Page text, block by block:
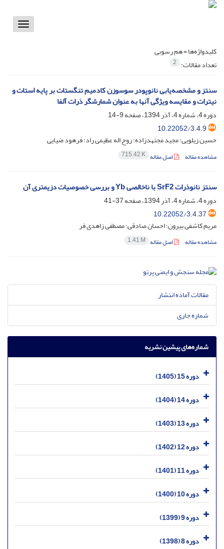
Toggle
کلیدواژه‌ها =هم رسوبی
تعداد مقالات: 2
سنتز و مشخصه‌یابی نانوپودر سوسوزن کادمیم تنگستات بر پایه استات و
نیترات و مقایسه ویژگی آنها به عنوان شمارشگر ذرات آلفا
دوره 4، شماره 4، آذر 1394، صفحه
9-14
10.22052/3.4.9
حسین زیلویی؛ مجید مجتهدزاده؛ روح اله عظیمی راد؛ فرهود ضیایی
مشاهده مقاله اصل مقاله 715.42 K
سنتز نانوذرات SrF2 با ناخالصی Yb و بررسی خصوصیات دزیمتری آن
دوره 4، شماره 4، آذر 1394، صفحه
37-41
10.22052/3.4.37
مریم کاشفی بیرون؛ احسان صادقی؛ مصطفی زاهدی فر
مشاهده مقاله اصل مقاله 1.41 M
مقالات آماده انتشار
شماره جاری
شماره‌های پیشین نشریه
دوره 15 (1405)
دوره 14 (1404)
دوره 13 (1403)
دوره 12 (1402)
دوره 11 (1401)
دوره 10 (1400)
دوره 9 (1399)
دوره 8 (1398)